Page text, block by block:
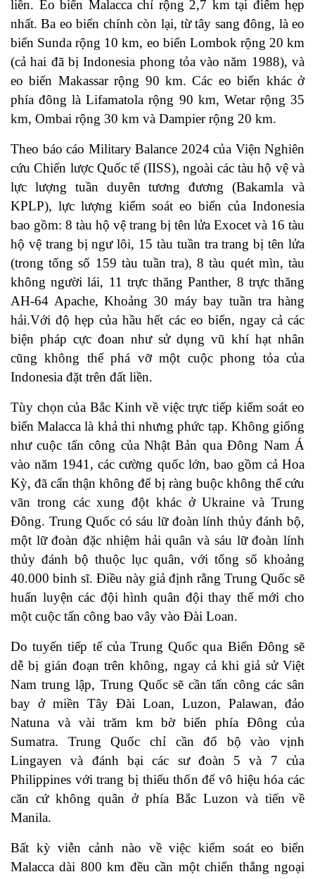
liền. Eo biển Malacca chỉ rộng 2,7 km tại điểm hẹp
nhất. Ba eo biển chính còn lại, từ tây sang đông, là eo
biển Sunda rộng 10 km, eo biển Lombok rộng 20 km
(cả hai đã bị Indonesia phong tỏa vào năm 1988), và
eo biển Makassar rộng 90 km. Các eo biển khác ở
phía đông là Lifamatola rộng 90 km, Wetar rộng 35
km, Ombai rộng 30 km và Dampier rộng 20 km.
Theo báo cáo Military Balance 2024 của Viện Nghiên
cứu Chiến lược Quốc tế (IISS), ngoài các tàu hộ vệ và
lực lượng tuần duyên tương đương (Bakamla và
KPLP), lực lượng kiểm soát eo biển của Indonesia
bao gồm: 8 tàu hộ vệ trang bị tên lửa Exocet và 16 tàu
hộ vệ trang bị ngư lôi, 15 tàu tuần tra trang bị tên lửa
(trong tổng số 159 tàu tuần tra), 8 tàu quét mìn, tàu
không người lái, 11 trực thăng Panther, 8 trực thăng
AH-64 Apache, Khoảng 30 máy bay tuần tra hàng
hải.Với độ hẹp của hầu hết các eo biển, ngay cả các
biện pháp cực đoan như sử dụng vũ khí hạt nhân
cũng không thể phá vỡ một cuộc phong tỏa của
Indonesia đặt trên đất liền.
Tùy chọn của Bắc Kinh về việc trực tiếp kiểm soát eo
biển Malacca là khả thi nhưng phức tạp. Không giống
như cuộc tấn công của Nhật Bản qua Đông Nam Á
vào năm 1941, các cường quốc lớn, bao gồm cả Hoa
Kỳ, đã cẩn thận không để bị ràng buộc không thể cứu
vãn trong các xung đột khác ở Ukraine và Trung
Đông. Trung Quốc có sáu lữ đoàn lính thủy đánh bộ,
một lữ đoàn đặc nhiệm hải quân và sáu lữ đoàn lính
thủy đánh bộ thuộc lục quân, với tổng số khoảng
40.000 binh sĩ. Điều này giả định rằng Trung Quốc sẽ
huấn luyện các đội hình quân đội thay thế mới cho
một cuộc tấn công bao vây vào Đài Loan.
Do tuyến tiếp tế của Trung Quốc qua Biển Đông sẽ
dễ bị gián đoạn trên không, ngay cả khi giả sử Việt
Nam trung lập, Trung Quốc sẽ cần tấn công các sân
bay ở miền Tây Đài Loan, Luzon, Palawan, đảo
Natuna và vài trăm km bờ biển phía Đông của
Sumatra. Trung Quốc chỉ cần đổ bộ vào vịnh
Lingayen và đánh bại các sư đoàn 5 và 7 của
Philippines với trang bị thiếu thốn để vô hiệu hóa các
căn cứ không quân ở phía Bắc Luzon và tiến về
Manila.
Bất kỳ viễn cảnh nào về việc kiểm soát eo biển
Malacca dài 800 km đều cần một chiến thắng ngoại